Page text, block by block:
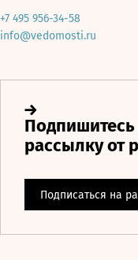
+7 495 956-34-58
info@vedomosti.ru